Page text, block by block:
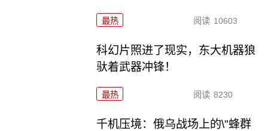
最热 阅读 10603
科幻片照进了现实，东大机器狼
驮着武器冲锋！
最热 阅读 8230
千机压境：俄乌战场上的\"蜂群